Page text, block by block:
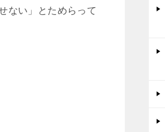
ない」とためらって